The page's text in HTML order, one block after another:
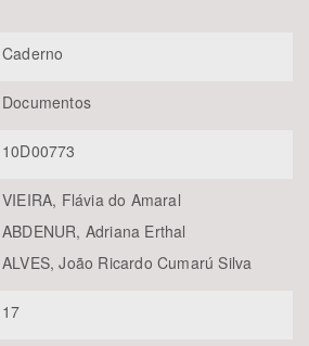
Caderno
Documentos
10D00773
VIEIRA, Flávia do Amaral
ABDENUR, Adriana Erthal
ALVES, João Ricardo Cumarú Silva
17